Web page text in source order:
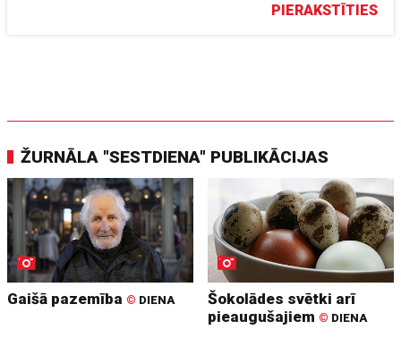
PIERAKSTĪTIES
ŽURNĀLA "SESTDIENA" PUBLIKĀCIJAS
Gaišā pazemība © DIENA
Šokolādes svētki arī
pieaugušajiem © DIENA